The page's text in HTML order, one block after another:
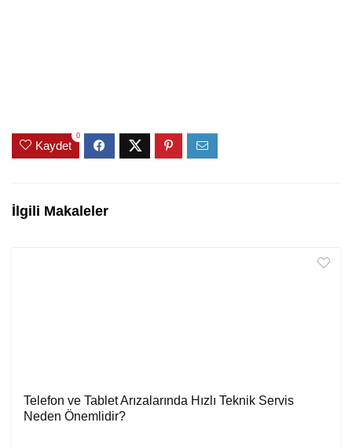
Kaydet
0
İlgili Makaleler
Telefon ve Tablet Arızalarında Hızlı Teknik Servis
Neden Önemlidir?